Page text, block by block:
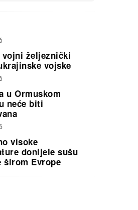
vojni željeznički
vojske
u Ormuskom
neće biti
visoke
donijele sušu
širom Evrope